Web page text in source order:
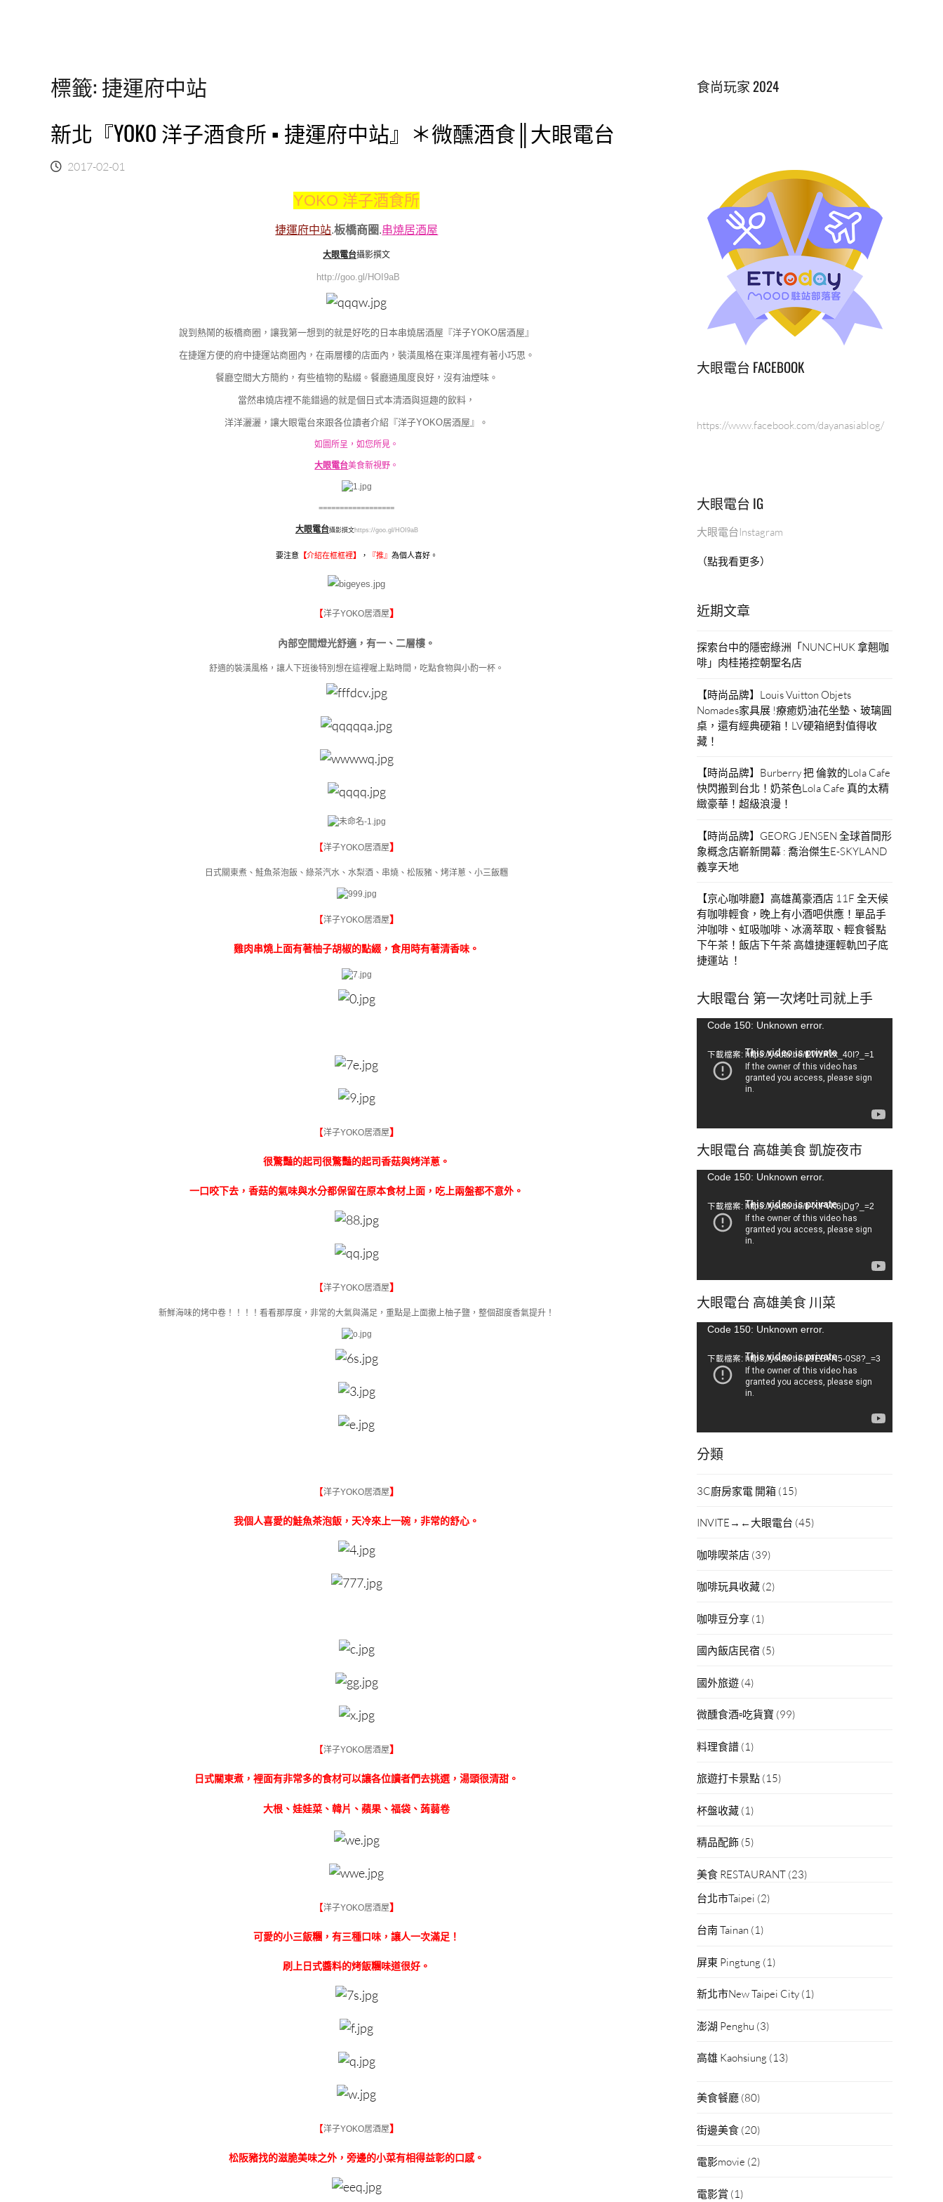
標籤: 捷運府中站
新北『YOKO 洋子酒食所 ▪ 捷運府中站』＊微醺酒食║大眼電台
2017-02-01
YOKO 洋子酒食所
捷運府中站.板橋商圈.串燒居酒屋
大眼電台攝影撰文
http://goo.gl/HOI9aB
說到熱鬧的板橋商圈，讓我第一想到的就是好吃的日本串燒居酒屋『洋子YOKO居酒屋』
在捷運方便的府中捷運站商圈內，在兩層樓的店面內，裝潢風格在東洋風裡有著小巧思。
餐廳空間大方簡約，有些植物的點綴。餐廳通風度良好，沒有油煙味。
當然串燒店裡不能錯過的就是個日式本清酒與逗趣的飲料，
洋洋灑灑，讓大眼電台來跟各位讀者介紹『洋子YOKO居酒屋』。
如圖所呈，如您所見。
大眼電台美食新視野。
==================
大眼電台攝影撰文https://goo.gl/HOI9aB
要注意【介紹在框框裡】 ， 『推』 為個人喜好。
【洋子YOKO居酒屋】
內部空間燈光舒適，有一、二層樓。
舒適的裝潢風格，讓人下班後特別想在這裡喔上點時間，吃點食物與小酌一杯。
【洋子YOKO居酒屋】
日式關東煮、鮭魚茶泡飯、綠茶汽水、水梨酒、串燒、松阪豬、烤洋蔥、小三飯糰
【洋子YOKO居酒屋】
雞肉串燒上面有著柚子胡椒的點綴，食用時有著清香味。
【洋子YOKO居酒屋】
很驚豔的起司很驚豔的起司香菇與烤洋蔥。
一口咬下去，香菇的氣味與水分都保留在原本食材上面，吃上兩盤都不意外。
【洋子YOKO居酒屋】
新鮮海味的烤中卷！！！！看看那厚度，非常的大氣與滿足，重點是上面撒上柚子鹽，整個甜度香氣提升！
【洋子YOKO居酒屋】
我個人喜愛的鮭魚茶泡飯，天冷來上一碗，非常的舒心。
【洋子YOKO居酒屋】
日式關東煮，裡面有非常多的食材可以讓各位讀者們去挑選，湯頭很清甜。
大根、娃娃菜、韓片、蘋果、福袋、蒟蒻卷
【洋子YOKO居酒屋】
可愛的小三飯糰，有三種口味，讓人一次滿足！
刷上日式醬料的烤飯糰味道很好。
【洋子YOKO居酒屋】
松阪豬找的滋脆美味之外，旁邊的小菜有相得益彰的口感。
食尚玩家 2024
大眼電台 FACEBOOK
https://www.facebook.com/dayanasiablog/
大眼電台 IG
大眼電台Instagram
（點我看更多）
近期文章
探索台中的隱密綠洲「NUNCHUK 拿翹咖
啡」肉桂捲控朝聖名店
【時尚品牌】Louis Vuitton Objets
Nomades家具展 !療癒奶油花坐墊、玻璃圓
桌，還有經典硬箱！LV硬箱絕對值得收
藏！
【時尚品牌】Burberry 把 倫敦的Lola Cafe
快閃搬到台北！奶茶色Lola Cafe 真的太精
緻豪華！超級浪漫！
【時尚品牌】GEORG JENSEN 全球首間形
象概念店嶄新開幕 : 喬治傑生E-SKYLAND
義享天地
【京心咖啡廳】高雄萬豪酒店 11F 全天候
有咖啡輕食，晚上有小酒吧供應！單品手
沖咖啡、虹吸咖啡、冰滴萃取、輕食餐點
下午茶！飯店下午茶 高雄捷運輕軌凹子底
捷運站 ！
大眼電台 第一次烤吐司就上手
視Code 150: Unknown error.
下載檔案: https://youtu.be/tLWzRzx_40I?_=1
大眼電台 高雄美食 凱旋夜市
視Code 150: Unknown error.
下載檔案: https://youtu.be/b-XfFVK6jDg?_=2
大眼電台 高雄美食 川菜
視Code 150: Unknown error.
下載檔案: https://youtu.be/a9EBYN5-0S8?_=3
分類
3C廚房家電 開箱 (15)
INVITE→←大眼電台 (45)
咖啡喫茶店 (39)
咖啡玩具收藏 (2)
咖啡豆分享 (1)
國內飯店民宿 (5)
國外旅遊 (4)
微醺食酒▫吃貨寶 (99)
料理食譜 (1)
旅遊打卡景點 (15)
杯盤收藏 (1)
精品配飾 (5)
美食 RESTAURANT (23)
台北市Taipei (2)
台南 Tainan (1)
屏東 Pingtung (1)
新北市New Taipei City (1)
澎湖 Penghu (3)
高雄 Kaohsiung (13)
美食餐廳 (80)
街邊美食 (20)
電影movie (2)
電影賞 (1)